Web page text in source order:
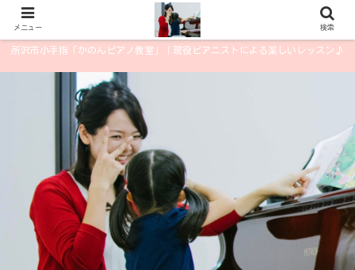
所沢市小手指「かのんピアノ教室」｜現役ピアニストによる楽しいレッスン♪
メニュー 検索